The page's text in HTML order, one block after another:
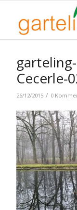
Cecerle-
26/12/2015 / 0